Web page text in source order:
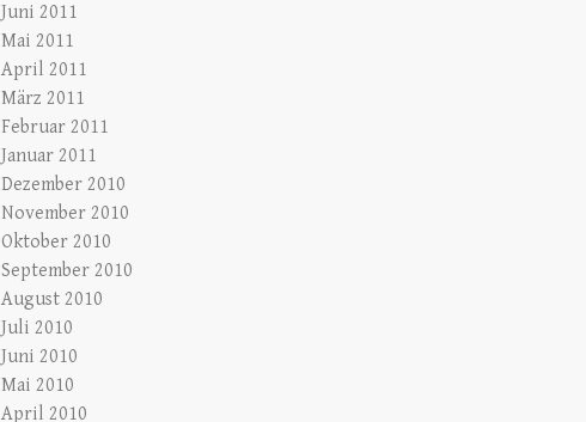
Juni 2011
Mai 2011
April 2011
März 2011
Februar 2011
Januar 2011
Dezember 2010
November 2010
Oktober 2010
September 2010
August 2010
Juli 2010
Juni 2010
Mai 2010
April 2010